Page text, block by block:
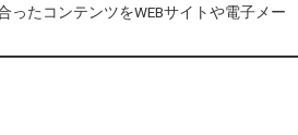
たコンテンツをWEBサイトや電子メー